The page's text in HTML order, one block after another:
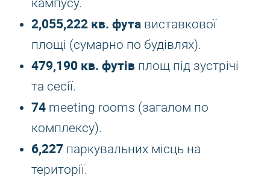
кампусу.
2,055,222 кв. фута виставкової
площі (сумарно по будівлях).
479,190 кв. футів площ під зустрічі
та сесії.
74 meeting rooms (загалом по
комплексу).
6,227 паркувальних місць на
території.